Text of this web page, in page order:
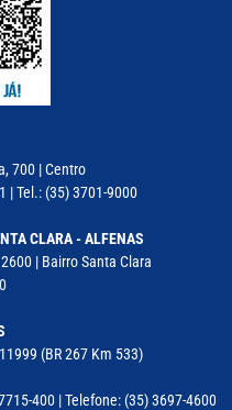
700 | Centro
| Tel.: (35) 3701-9000
CLARA - ALFENAS
| Bairro Santa Clara
(BR 267 Km 533)
400 | Telefone: (35) 3697-4600